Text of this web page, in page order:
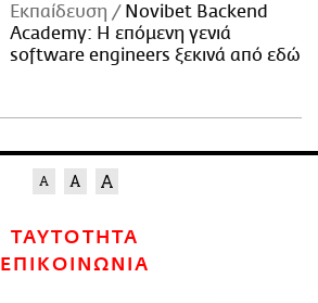
Εκπαίδευση
Novibet Backend
Academy: Η επόμενη γενιά
software engineers ξεκινά από εδώ
ΤΑΥΤΟΤΗΤΑ
ΕΠΙΚΟΙΝΩΝΙΑ